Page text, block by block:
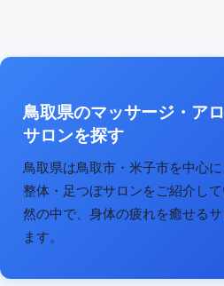
鳥取県のマッサージ・ア
サロンを探す
鳥取県は鳥取市・米子市を中心
整体・足つぼサロンをご紹介し
然の中で、身体の疲れを癒せる
ます。